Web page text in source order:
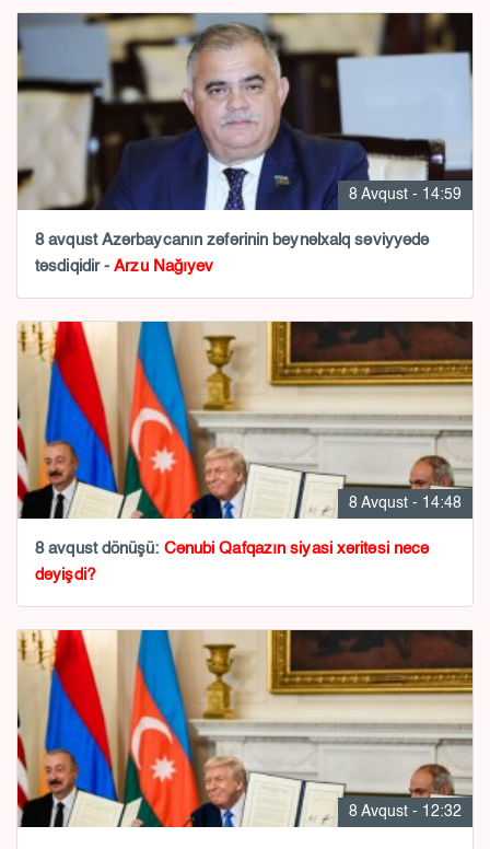
8 Avqust - 14:59
8 avqust Azərbaycanın zəfərinin beynəlxalq səviyyədə
təsdiqidir -Arzu Nağıyev
8 Avqust - 14:48
8 avqust dönüşü: Cənubi Qafqazın siyasi xəritəsi necə
dəyişdi?
8 Avqust - 12:32